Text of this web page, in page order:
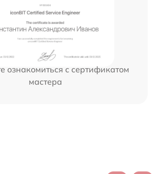
ознакомиться с сертификатом
мастера